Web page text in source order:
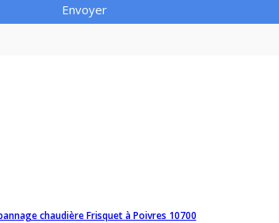
Envoyer
chaudière Frisquet à Poivres 10700